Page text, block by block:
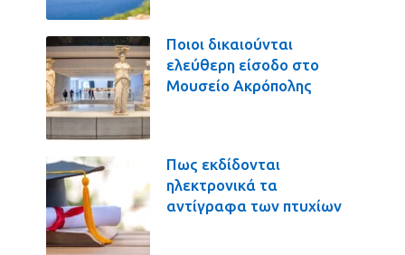
Ποιοι δικαιούνται
ελεύθερη είσοδο στο
Μουσείο Ακρόπολης
Πως εκδίδονται
ηλεκτρονικά τα
αντίγραφα των πτυχίων